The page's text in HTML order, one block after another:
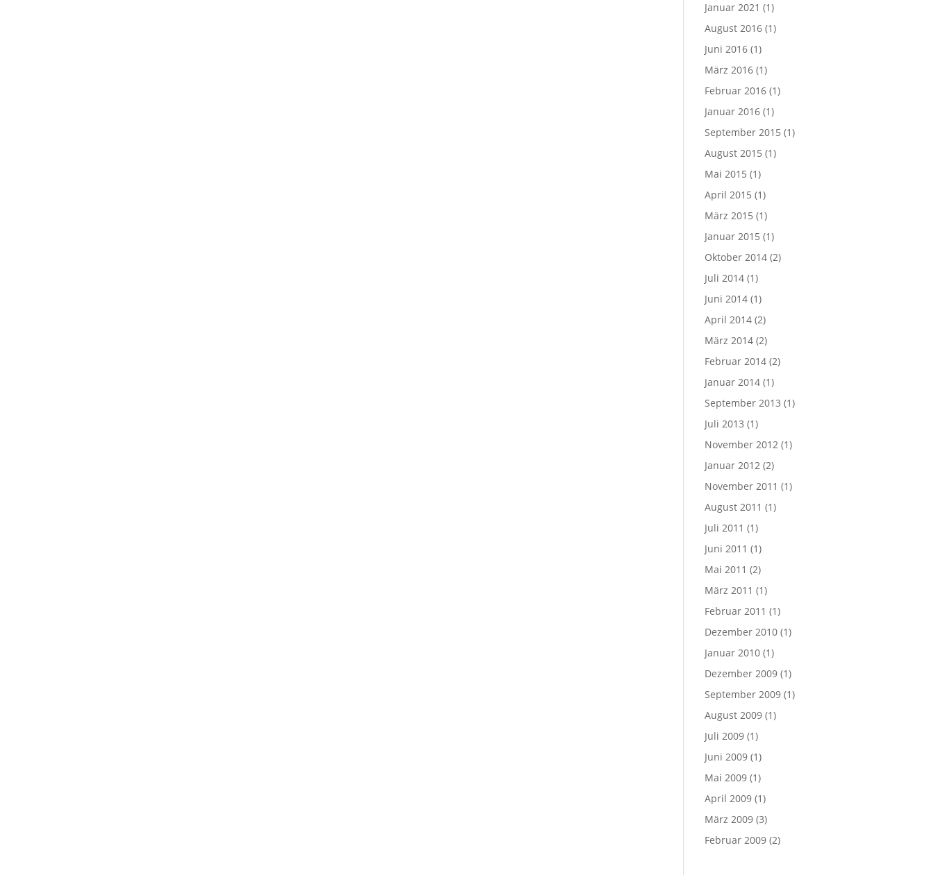
Januar 2021 (1)
August 2016 (1)
Juni 2016 (1)
März 2016 (1)
Februar 2016 (1)
Januar 2016 (1)
September 2015 (1)
August 2015 (1)
Mai 2015 (1)
April 2015 (1)
März 2015 (1)
Januar 2015 (1)
Oktober 2014 (2)
Juli 2014 (1)
Juni 2014 (1)
April 2014 (2)
März 2014 (2)
Februar 2014 (2)
Januar 2014 (1)
September 2013 (1)
Juli 2013 (1)
November 2012 (1)
Januar 2012 (2)
November 2011 (1)
August 2011 (1)
Juli 2011 (1)
Juni 2011 (1)
Mai 2011 (2)
März 2011 (1)
Februar 2011 (1)
Dezember 2010 (1)
Januar 2010 (1)
Dezember 2009 (1)
September 2009 (1)
August 2009 (1)
Juli 2009 (1)
Juni 2009 (1)
Mai 2009 (1)
April 2009 (1)
März 2009 (3)
Februar 2009 (2)